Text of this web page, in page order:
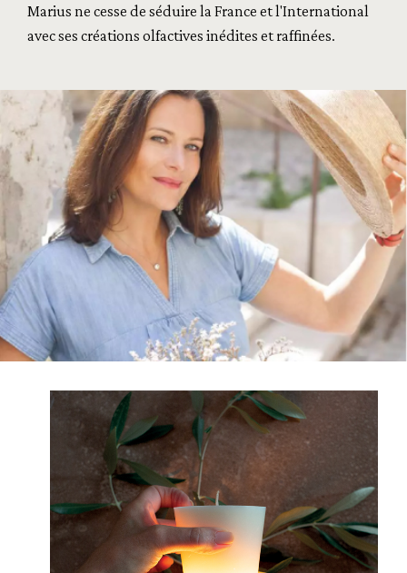
Marius ne cesse de séduire la France et l'International
avec ses créations olfactives inédites et raffinées.